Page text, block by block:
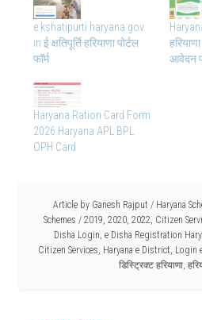
e kshatipurti haryana gov
in ई क्षतिपूर्ति हरियाणा पोर्टल
फॉर्म
आवेदन
Haryana Ration Card Form
2026 Haryana APL BPL
OPH Card
Article by Ganesh Rajput / Haryana
Schemes / 2019, 2020, 2022, Citizen
Disha Login, e Disha Registration
Citizen Services, Haryana e District, Login
डिस्ट्रिक्ट हरियाणा,